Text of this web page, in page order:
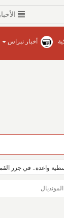
الأخبار
أخبار نبراس
عبدالله
واعدة.. في جزر